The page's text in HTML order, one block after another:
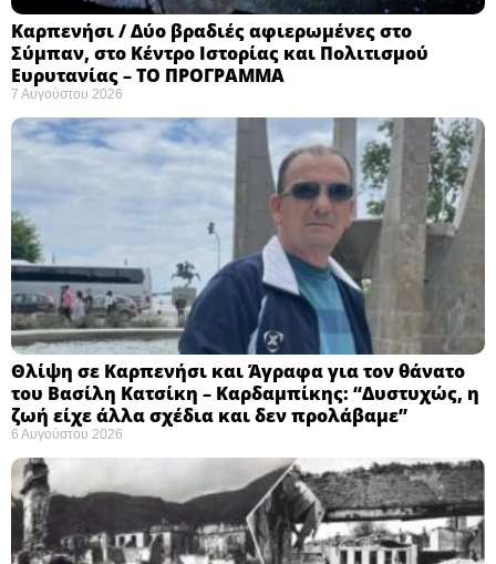
Καρπενήσι / Δύο βραδιές αφιερωμένες στο
Σύμπαν, στο Κέντρο Ιστορίας και Πολιτισμού
Ευρυτανίας – ΤΟ ΠΡΟΓΡΑΜΜΑ
7 Αυγούστου 2026
Θλίψη σε Καρπενήσι και Άγραφα για τον θάνατο
του Βασίλη Κατσίκη – Καρδαμπίκης: “Δυστυχώς, η
ζωή είχε άλλα σχέδια και δεν προλάβαμε”
6 Αυγούστου 2026